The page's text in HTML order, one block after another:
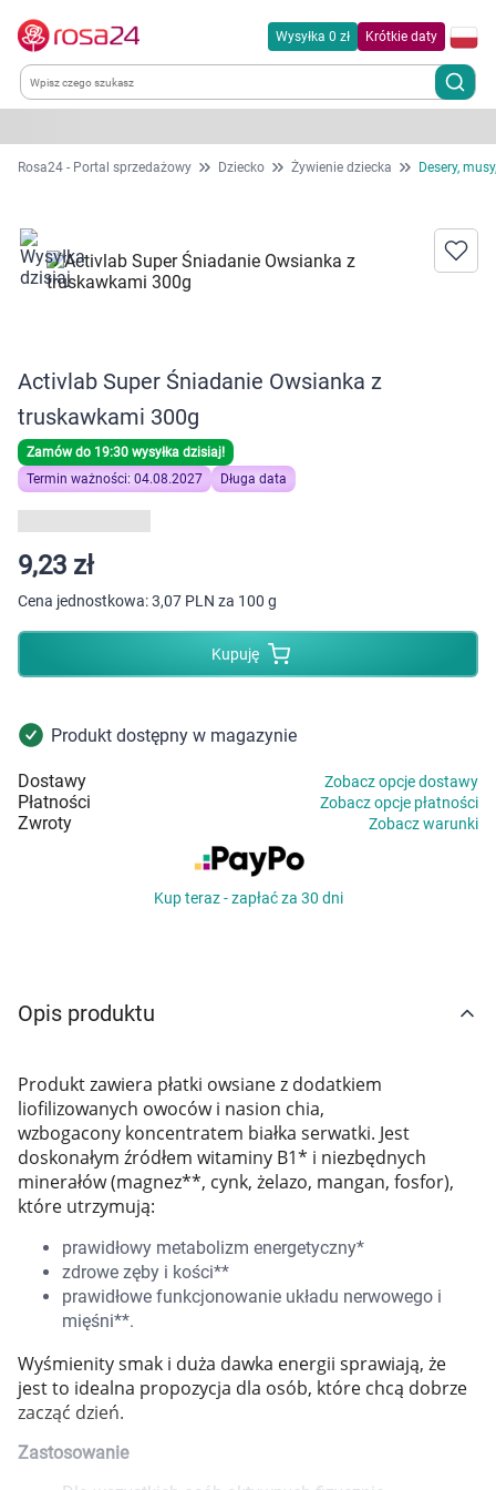
Korzystamy z plików cookies w celu
Wysyłka 0 zł Krótkie daty
Kategorie
Dla zwierząt
Zdrowie
Kobieta w ciąży i mama
Dziecko
Higiena
Kosmetyki
Mężczyzna
Zdrowy styl życia
Zabawki
Marki
Rosa24 - Portal sprzedażowy Dziecko Żywienie dziecka Desery,
Activlab Super Śniadanie Owsianka z
truskawkami 300g
Zamów do 19:30 wysyłka dzisiaj!
Termin ważności: 04.08.2027
Długa data
9,23 zł
Cena jednostkowa:3,07 PLN za 100 g
Kupuję
Produkt dostępny w magazynie
Dostawy Zobacz opcje dostawy
Płatności Zobacz opcje płatności
Zwroty Zobacz warunki
Kup teraz - zapłać za 30 dni
Opis produktu
Produkt zawiera płatki owsiane z dodatkiem
liofilizowanych owoców i nasion chia,
wzbogacony koncentratem białka serwatki. Jest
doskonałym źródłem witaminy B1* i niezbędnych
minerałów (magnez**, cynk, żelazo, mangan, fosfor),
które utrzymują:
prawidłowy metabolizm energetyczny*
zdrowe zęby i kości**
prawidłowe funkcjonowanie układu nerwowego i
mięśni**.
Wyśmienity smak i duża dawka energii sprawiają, że
jest to idealna propozycja dla osób, które chcą dobrze
zacząć dzień.
Zastosowanie